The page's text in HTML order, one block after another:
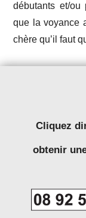
débutants et/ou
que la voyance
chère qu’il faut
Cliquez
obtenir